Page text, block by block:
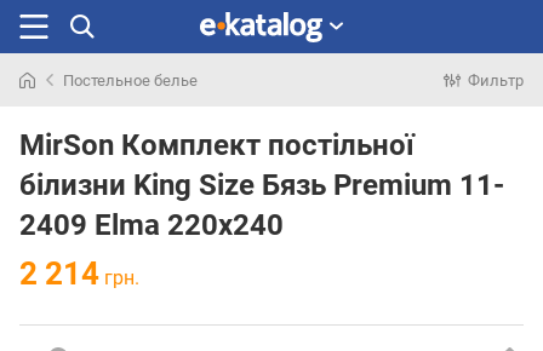
раньше
Постельное белье Фильтр
MirSon Комплект постільної
білизни King Size Бязь Premium 11-
2409 Elma 220х240
2 214 грн.